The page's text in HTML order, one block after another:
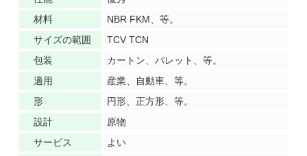
材料
NBR FKM、等。
サイズの範囲
TCV TCN
包装
カートン、パレット、等。
適用
産業、自動車、等。
形
円形、正方形、等。
設計
原物
サービス
よい